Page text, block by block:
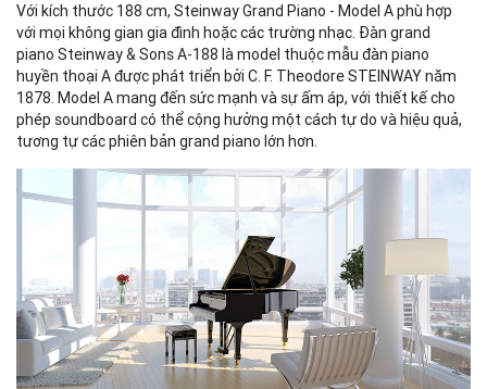
Với kích thước 188 cm, Steinway Grand Piano - Model A phù hợp
với mọi không gian gia đình hoặc các trường nhạc. Đàn grand
piano Steinway & Sons A-188 là model thuộc mẫu đàn piano
huyền thoại A được phát triển bởi C. F. Theodore STEINWAY năm
1878. Model A mang đến sức mạnh và sự ấm áp, với thiết kế cho
phép soundboard có thể cộng hưởng một cách tự do và hiệu quả,
tương tự các phiên bản grand piano lớn hơn.